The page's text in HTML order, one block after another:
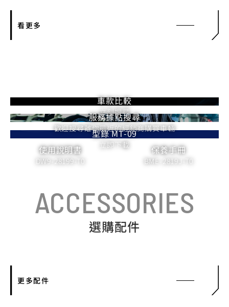
看更多
車款比較
立刻搜尋
服務據點搜尋
歡迎搜尋離你最近的經銷商購買車輛
型錄 MT-09
立即下載
使用說明書
DW9-28199-T0
保養手冊
BME-2819J-T0
ACCESSORIES
選購配件
更多配件